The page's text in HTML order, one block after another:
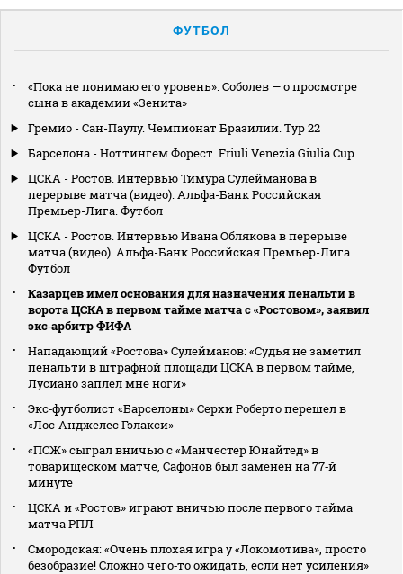
ФУТБОЛ
«Пока не понимаю его уровень». Соболев — о просмотре
сына в академии «Зенита»
Гремио - Сан-Паулу. Чемпионат Бразилии. Тур 22
Барселона - Ноттингем Форест. Friuli Venezia Giulia Cup
ЦСКА - Ростов. Интервью Тимура Сулейманова в
перерыве матча (видео). Альфа-Банк Российская
Премьер-Лига. Футбол
ЦСКА - Ростов. Интервью Ивана Облякова в перерыве
матча (видео). Альфа-Банк Российская Премьер-Лига.
Футбол
Казарцев имел основания для назначения пенальти в
ворота ЦСКА в первом тайме матча с «Ростовом», заявил
экс‑арбитр ФИФА
Нападающий «Ростова» Сулейманов: «Судья не заметил
пенальти в штрафной площади ЦСКА в первом тайме,
Лусиано заплел мне ноги»
Экс‑футболист «Барселоны» Серхи Роберто перешел в
«Лос‑Анджелес Гэлакси»
«ПСЖ» сыграл вничью с «Манчестер Юнайтед» в
товарищеском матче, Сафонов был заменен на 77‑й
минуте
ЦСКА и «Ростов» играют вничью после первого тайма
матча РПЛ
Смородская: «Очень плохая игра у «Локомотива», просто
безобразие! Сложно чего‑то ожидать, если нет усиления»